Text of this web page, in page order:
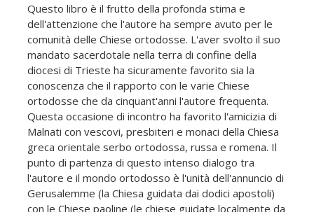
Questo libro è il frutto della profonda stima e
dell'attenzione che l'autore ha sempre avuto per le
comunità delle Chiese ortodosse. L'aver svolto il suo
mandato sacerdotale nella terra di confine della
diocesi di Trieste ha sicuramente favorito sia la
conoscenza che il rapporto con le varie Chiese
ortodosse che da cinquant'anni l'autore frequenta.
Questa occasione di incontro ha favorito l'amicizia di
Malnati con vescovi, presbiteri e monaci della Chiesa
greca orientale serbo ortodossa, russa e romena. Il
punto di partenza di questo intenso dialogo tra
l'autore e il mondo ortodosso è l'unità dell'annuncio di
Gerusalemme (la Chiesa guidata dai dodici apostoli)
con le Chiese paoline (le chiese guidate localmente da